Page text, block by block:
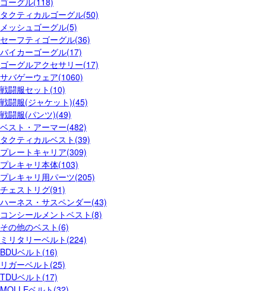
タクティカルゴーグル(50)
メッシュゴーグル(5)
セーフティゴーグル(36)
バイカーゴーグル(17)
ゴーグルアクセサリー(17)
サバゲーウェア(1060)
戦闘服セット(10)
戦闘服(ジャケット)(45)
戦闘服(パンツ)(49)
ベスト・アーマー(482)
タクティカルベスト(39)
プレートキャリア(309)
プレキャリ本体(103)
プレキャリ用パーツ(205)
チェストリグ(91)
ハーネス・サスペンダー(43)
コンシールメントベスト(8)
その他のベスト(6)
ミリタリーベルト(224)
BDUベルト(16)
リガーベルト(25)
TDUベルト(17)